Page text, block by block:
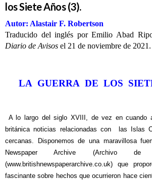
los Siete Años (3).
Autor: Alastair F. Robertson
Traducido del inglés por Emilio Abad
Diario de Avisos el 21 de noviembre de 2021.
LA GUERRA DE LOS
A lo largo del siglo XVIII, de vez en cuando
británica noticias relacionadas con las Islas
cercanas. Disponemos de una maravillosa
Newspaper Archive (Archivo de
(www.britishnewspaperarchive.co.uk) que
fascinante sobre hechos que ocurrieron hace